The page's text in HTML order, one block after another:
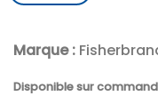
Marque :
Disponible sur